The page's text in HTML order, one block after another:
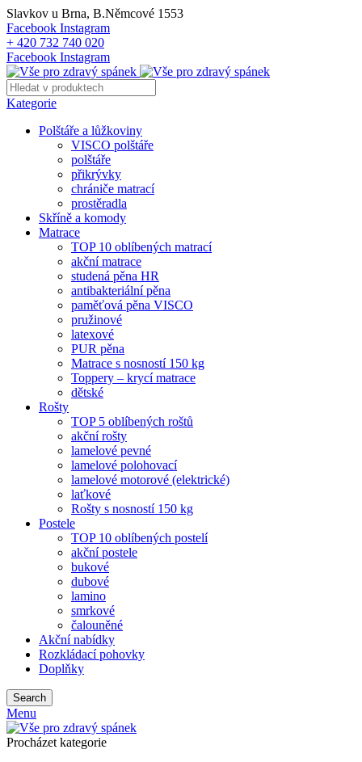
Slavkov u Brna, B.Němcové 1553
Facebook Instagram
+ 420 732 740 020
Facebook Instagram
Kategorie
Polštáře a lůžkoviny
VISCO polštáře
polštáře
přikrývky
chrániče matrací
prostěradla
Skříně a komody
Matrace
TOP 10 oblíbených matrací
akční matrace
studená pěna HR
antibakteriální pěna
paměťová pěna VISCO
pružinové
latexové
PUR pěna
Matrace s nosností 150 kg
Toppery – krycí matrace
dětské
Rošty
TOP 5 oblíbených roštů
akční rošty
lamelové pevné
lamelové polohovací
lamelové motorové (elektrické)
laťkové
Rošty s nosností 150 kg
Postele
TOP 10 oblíbených postelí
akční postele
bukové
dubové
lamino
smrkové
čalouněné
Akční nabídky
Rozkládací pohovky
Doplňky
Search
Menu
Procházet kategorie